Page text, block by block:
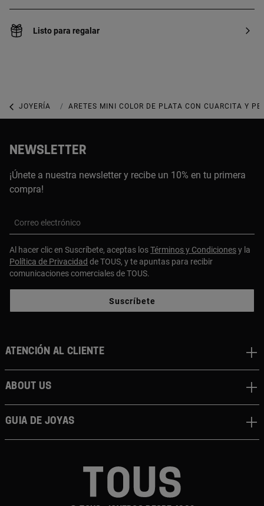
Listo para regalar
JOYERÍA JOYAS CON GEMAS
ARETES MINI COLOR DE PLATA CON CUARCITA Y
NEWSLETTER
¡Únete a nuestra newsletter y recibe un 10% en tu primera
compra!
Correo electrónico
Al hacer clic en Suscríbete, aceptas losTérminos y Condicionesy la
Política de Privacidad de TOUS, y te apuntas para recibir
comunicaciones comerciales de TOUS.
Suscríbete
Atención al cliente
About us
Guia de joyas